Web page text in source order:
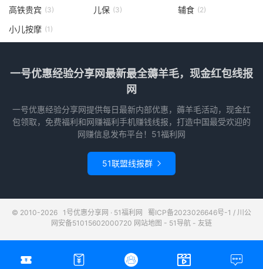
高铁贵宾 (3) 儿保 (3) 辅食 (2)
小儿按摩 (1)
一号优惠经验分享网最新最全薅羊毛，现金红包线报
网
一号优惠经验分享网提供每日最新内部优惠，薅羊毛活动，现金红
包领取，免费福利和网赚福利手机赚钱线报，打造中国最受欢迎的
网赚信息发布平台！51福利网
51联盟线报群 
© 2010-2026 1号优惠分享网 · 51福利网 蜀ICP备2023026646号-1 / 川公
网安备51015602000720 网站地图 - 51导航 - 友链
    